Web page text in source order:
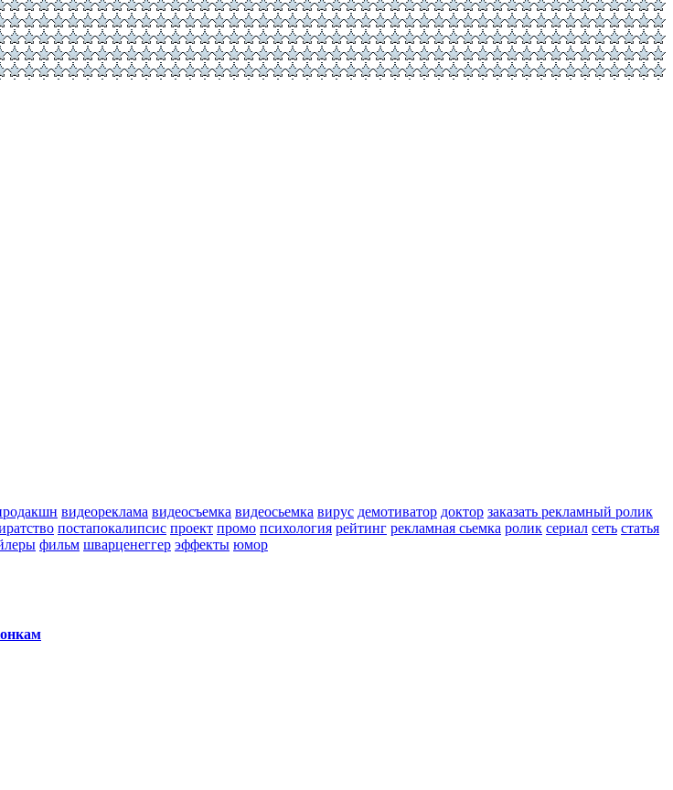
видеореклама видеосъемка видеосьемка вирус демотиватор доктор заказать рекламный ролик
постапокалипсис проект промо психология рейтинг рекламная сьемка ролик сериал сеть статья
фильм шварценеггер эффекты юмор